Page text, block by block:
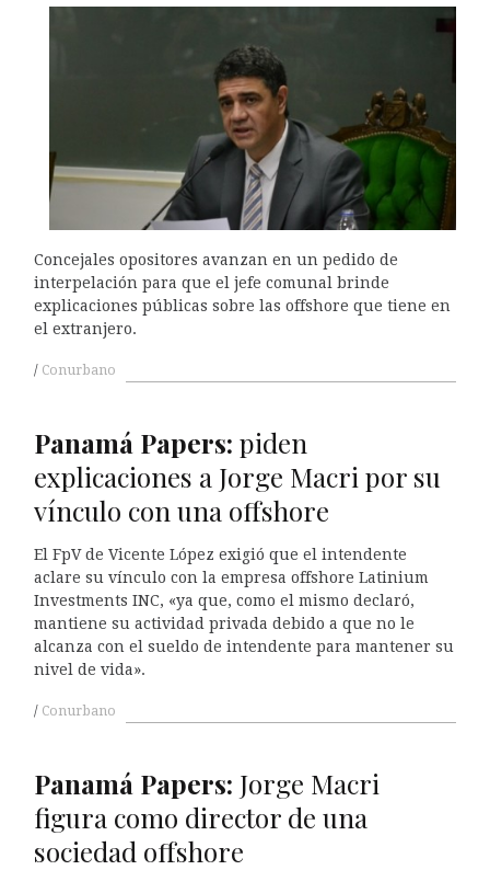
Concejales opositores avanzan en un pedido de
interpelación para que el jefe comunal brinde
explicaciones públicas sobre las offshore que tiene en
el extranjero.
Conurbano
Panamá Papers: piden
explicaciones a Jorge Macri por su
vínculo con una offshore
El FpV de Vicente López exigió que el intendente
aclare su vínculo con la empresa offshore Latinium
Investments INC, «ya que, como el mismo declaró,
mantiene su actividad privada debido a que no le
alcanza con el sueldo de intendente para mantener su
nivel de vida».
Conurbano
Panamá Papers: Jorge Macri
figura como director de una
sociedad offshore